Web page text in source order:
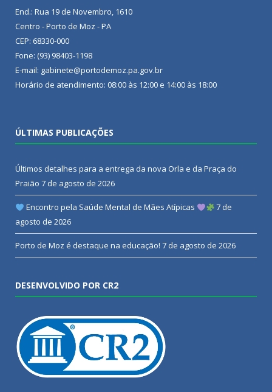
End.: Rua 19 de Novembro, 1610
Centro - Porto de Moz - PA
CEP: 68330-000
Fone: (93) 98403-1198
E-mail: gabinete@portodemoz.pa.gov.br
Horário de atendimento: 08:00 às 12:00 e 14:00 às 18:00
ÚLTIMAS PUBLICAÇÕES
Últimos detalhes para a entrega da nova Orla e da Praça do
Praião 7 de agosto de 2026
Encontro pela Saúde Mental de Mães Atípicas
7 de
agosto de 2026
Porto de Moz é destaque na educação! 7 de agosto de 2026
DESENVOLVIDO POR CR2